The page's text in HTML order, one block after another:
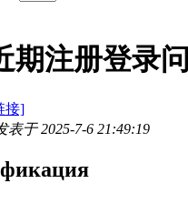
期注册登录
接]
表于 2025-7-6 21:49:19